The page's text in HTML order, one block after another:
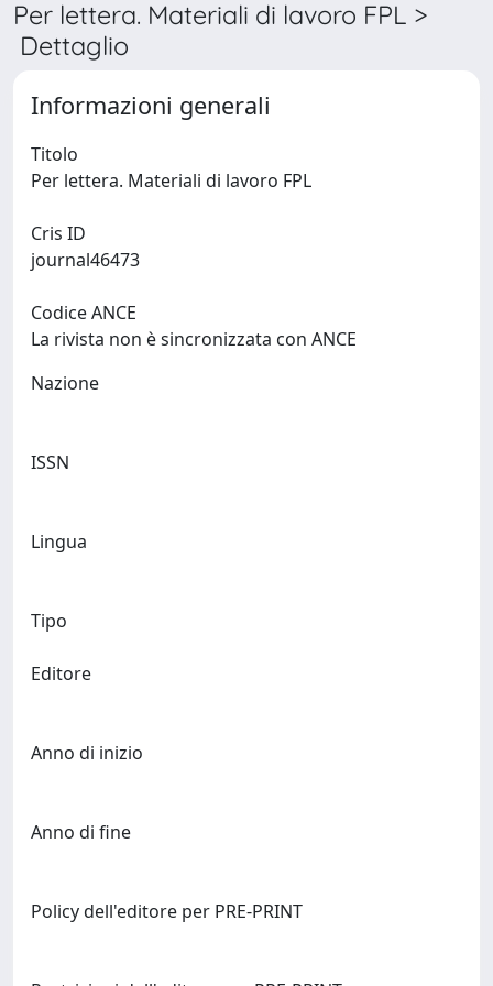
Per lettera. Materiali di lavoro FPL >
Dettaglio
Informazioni generali
Titolo
Cris ID
Codice ANCE
La rivista non è sincronizzata con ANCE
Nazione
ISSN
Lingua
Tipo
Editore
Anno di inizio
Anno di fine
Policy dell'editore per PRE-PRINT